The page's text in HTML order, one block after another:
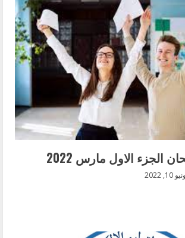
الجزء الاول مارس 2022
2022